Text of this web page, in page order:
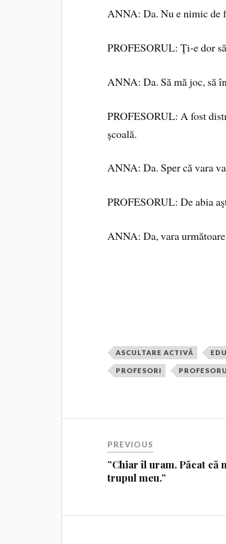
ANNA: Da. Nu e nimic de
PROFESORUL: Ţi-e dor
ANNA: Da. Să mă joc, să
PROFESORUL: A fost
şcoală.
ANNA: Da. Sper că vara
PROFESORUL: De abia
ANNA: Da, vara
ASCULTARE ACTIVĂ
PROFESORI
PREVIOUS
”Chiar îl uram. Păcat că
trupul meu.”